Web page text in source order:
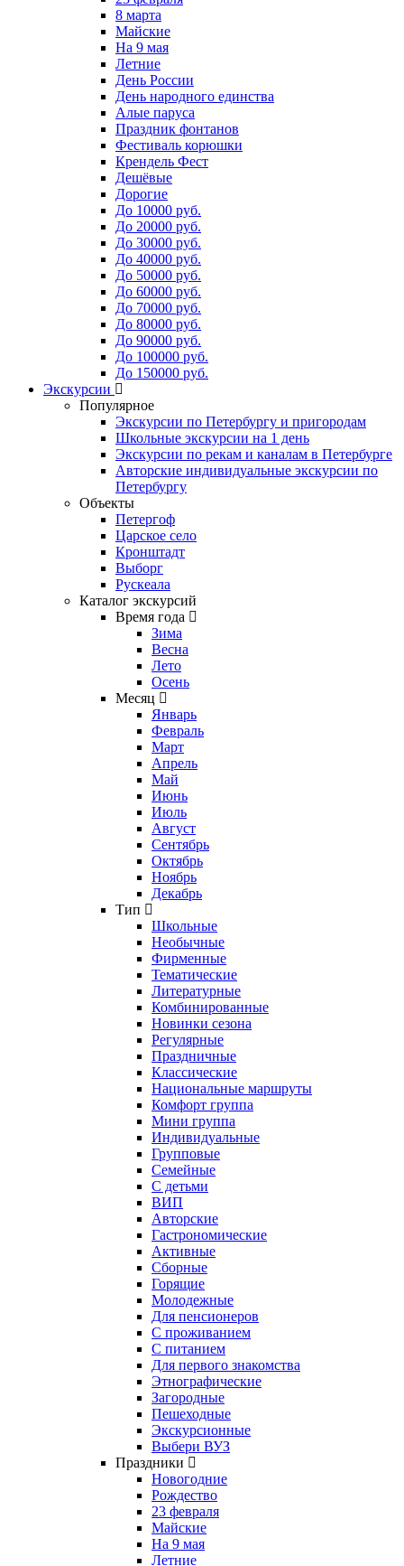
8 марта
Майские
На 9 мая
Летние
День России
День народного единства
Алые паруса
Праздник фонтанов
Фестиваль корюшки
Крендель Фест
Дешёвые
Дорогие
До 10000 руб.
До 20000 руб.
До 30000 руб.
До 40000 руб.
До 50000 руб.
До 60000 руб.
До 70000 руб.
До 80000 руб.
До 90000 руб.
До 100000 руб.
До 150000 руб.
Экскурсии
Популярное
Экскурсии по Петербургу и пригородам
Школьные экскурсии на 1 день
Экскурсии по рекам и каналам в Петербурге
Авторские индивидуальные экскурсии по
Петербургу
Объекты
Петергоф
Царское село
Кронштадт
Выборг
Рускеала
Каталог экскурсий
Время года
Зима
Весна
Лето
Осень
Месяц
Январь
Февраль
Март
Апрель
Май
Июнь
Июль
Август
Сентябрь
Октябрь
Ноябрь
Декабрь
Тип
Школьные
Необычные
Фирменные
Тематические
Литературные
Комбинированные
Новинки сезона
Регулярные
Праздничные
Классические
Национальные маршруты
Комфорт группа
Мини группа
Индивидуальные
Групповые
Семейные
С детьми
ВИП
Авторские
Гастрономические
Активные
Сборные
Горящие
Молодежные
Для пенсионеров
С проживанием
С питанием
Для первого знакомства
Этнографические
Загородные
Пешеходные
Экскурсионные
Выбери ВУЗ
Праздники
Новогодние
Рождество
23 февраля
Майские
На 9 мая
Летние